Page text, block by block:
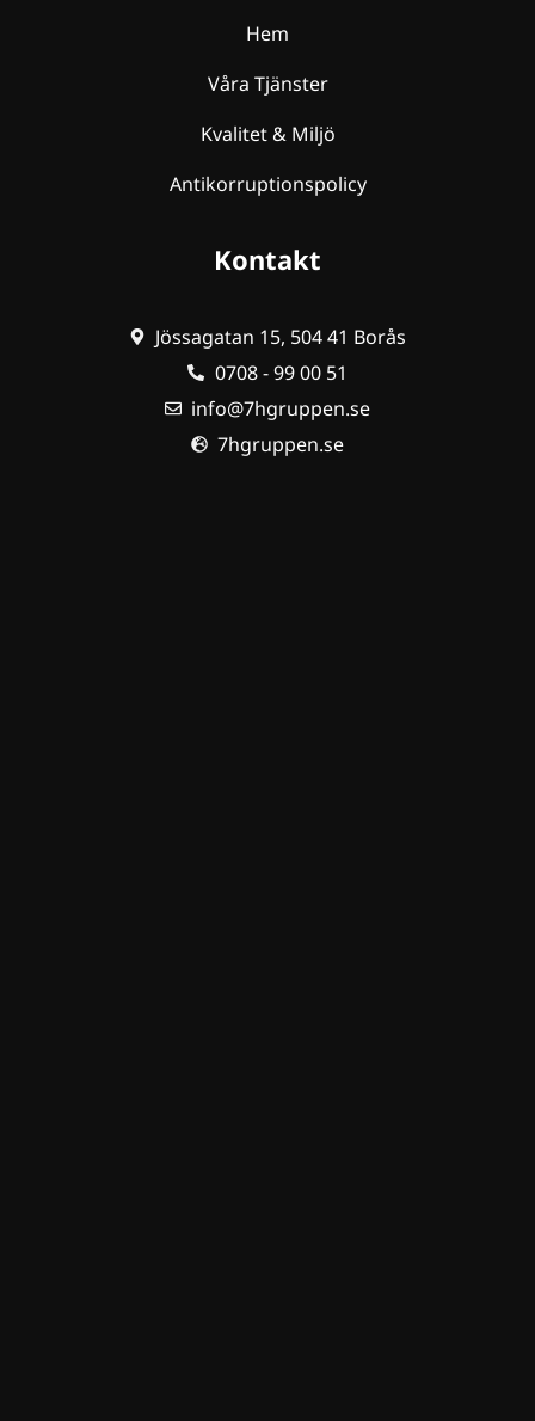
Hem
Våra Tjänster
Kvalitet & Miljö
Antikorruptionspolicy
Kontakt
Jössagatan 15, 504 41 Borås
0708 - 99 00 51
info@7hgruppen.se
7hgruppen.se